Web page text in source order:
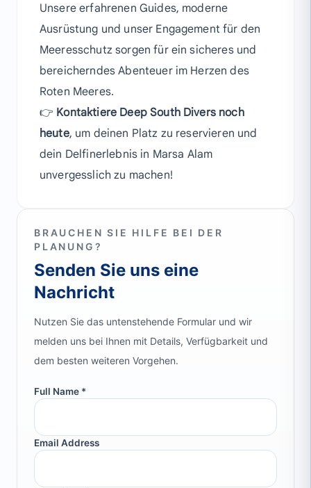
Unsere erfahrenen Guides, moderne
Ausrüstung und unser Engagement für den
Meeresschutz sorgen für ein sicheres und
bereicherndes Abenteuer im Herzen des
Roten Meeres.
👉 Kontaktiere Deep South Divers noch
heute, um deinen Platz zu reservieren und
dein Delfinerlebnis in Marsa Alam
unvergesslich zu machen!
BRAUCHEN SIE HILFE BEI DER
PLANUNG?
Senden Sie uns eine
Nachricht
Nutzen Sie das untenstehende Formular und wir
melden uns bei Ihnen mit Details, Verfügbarkeit und
dem besten weiteren Vorgehen.
Full Name *
Email Address